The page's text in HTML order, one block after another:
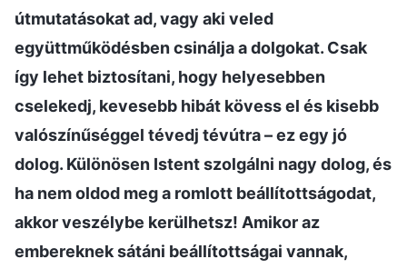
útmutatásokat ad, vagy aki veled
együttműködésben csinálja a dolgokat. Csak
így lehet biztosítani, hogy helyesebben
cselekedj, kevesebb hibát kövess el és kisebb
valószínűséggel tévedj tévútra – ez egy jó
dolog. Különösen Istent szolgálni nagy dolog, és
ha nem oldod meg a romlott beállítottságodat,
akkor veszélybe kerülhetsz! Amikor az
embereknek sátáni beállítottságai vannak,